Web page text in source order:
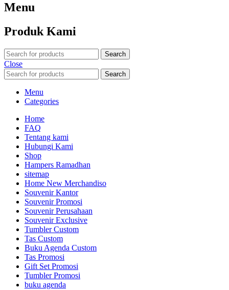
Menu
Produk Kami
Search
Close
Search
Menu
Categories
Home
FAQ
Tentang kami
Hubungi Kami
Shop
Hampers Ramadhan
sitemap
Home New Merchandiso
Souvenir Kantor
Souvenir Promosi
Souvenir Perusahaan
Souvenir Exclusive
Tumbler Custom
Tas Custom
Buku Agenda Custom
Tas Promosi
Gift Set Promosi
Tumbler Promosi
buku agenda